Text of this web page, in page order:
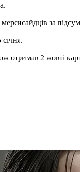
за
отримав 2 жовті